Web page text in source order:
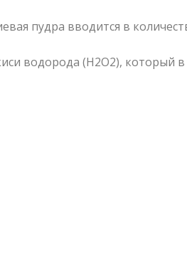
пудра вводится в
водорода (Н2О2), который